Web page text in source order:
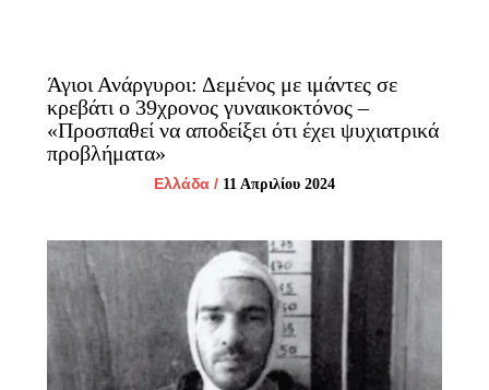
Άγιοι Ανάργυροι: Δεμένος με ιμάντες σε
κρεβάτι ο 39χρονος γυναικοκτόνος –
«Προσπαθεί να αποδείξει ότι έχει ψυχιατρικά
προβλήματα»
Ελλάδα / 11 Απριλίου 2024